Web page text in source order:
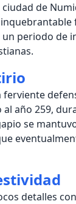
de
periodo de
ferviente
año 259,
se
detalles